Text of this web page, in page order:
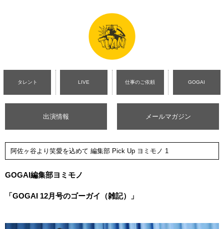
タレント LIVE 仕事のご依頼 GOGAI
出演情報 メールマガジン
阿佐ヶ谷より笑愛を込めて 編集部 Pick Up ヨミモノ 1
GOGAI編集部ヨミモノ
「GOGAI 12月号のゴーガイ（雑記）」